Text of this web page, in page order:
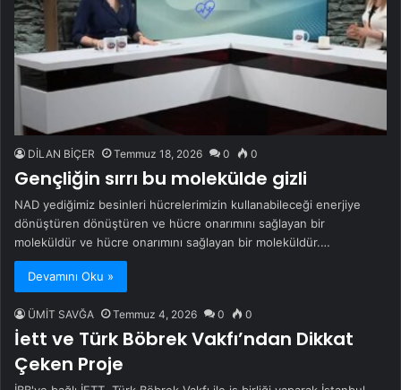
DİLAN BİÇER Temmuz 18, 2026 0 0
Gençliğin sırrı bu molekülde gizli
NAD yediğimiz besinleri hücrelerimizin kullanabileceği enerjiye
dönüştüren dönüştüren ve hücre onarımını sağlayan bir
moleküldür ve hücre onarımını sağlayan bir moleküldür.…
Devamını Oku »
ÜMİT SAVĞA Temmuz 4, 2026 0 0
İett ve Türk Böbrek Vakfı’ndan Dikkat
Çeken Proje